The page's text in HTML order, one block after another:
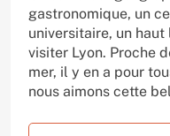
gastronomique, un
universitaire, un
visiter Lyon. Proche
mer, il y en a pour
nous aimons cette